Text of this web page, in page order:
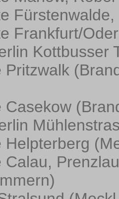
Frankfurt/
Kottbusser
Pritzwalk
Casekow
Helpterberg
Calau,